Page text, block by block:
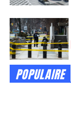
POPULAIRE